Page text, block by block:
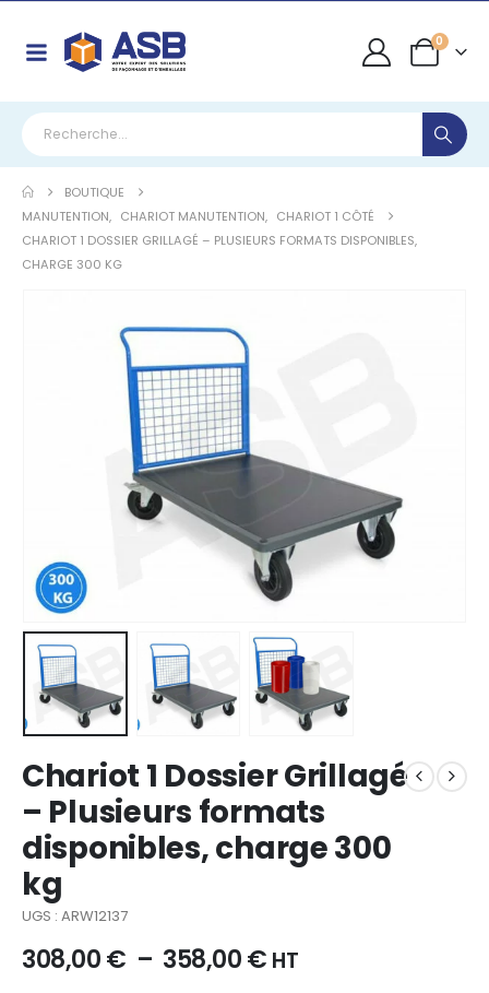
0
BOUTIQUE
MANUTENTION, CHARIOT MANUTENTION, CHARIOT 1 CÔTÉ
CHARIOT 1 DOSSIER GRILLAGÉ – PLUSIEURS FORMATS DISPONIBLES,
CHARGE 300 KG
Chariot 1 Dossier Grillagé
– Plusieurs formats
disponibles, charge 300
kg
UGS : ARW12137
308,00€ – 358,00€ HT